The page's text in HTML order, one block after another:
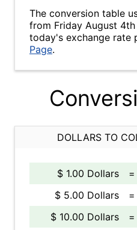
The conversion table
from Friday August
today's exchange rate
Page.
DOLLARS TO
$ 1.00 Dollars =
$ 5.00 Dollars
=
$ 10.00 Dollars
=